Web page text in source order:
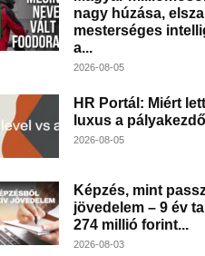
nagy húzása,
mesterséges
a...
2026-08-05
HR Portál: Miért
luxus a
2026-08-05
Képzés, mint
jövedelem – 9 év
274 millió forint...
2026-08-03